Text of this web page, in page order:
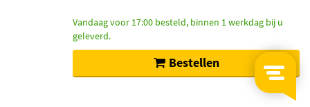
Vandaag voor 17:00 besteld, binnen 1 werkdag bij u
geleverd.
Bestellen